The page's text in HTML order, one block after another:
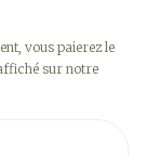
vous paierez le
sur notre